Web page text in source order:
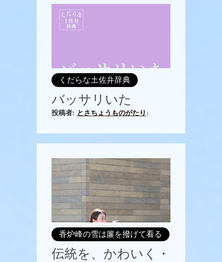
くだらな土佐弁辞典
バッサリいた
投稿者: とさちょうものがたり
香炉峰の雪は簾を撥げて看る
伝統を、かわいく・